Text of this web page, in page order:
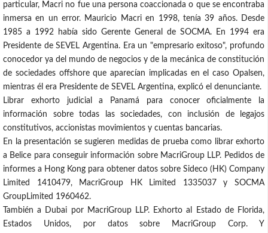
particular, Macri no fue una persona coaccionada o que se encontraba
inmersa en un error. Mauricio Macri en 1998, tenía 39 años. Desde
1985 a 1992 había sido Gerente General de SOCMA. En 1994 era
Presidente de SEVEL Argentina. Era un "empresario exitoso", profundo
conocedor ya del mundo de negocios y de la mecánica de constitución
de sociedades offshore que aparecían implicadas en el caso Opalsen,
mientras él era Presidente de SEVEL Argentina, explicó el denunciante.
Librar exhorto judicial a Panamá para conocer oficialmente la
información sobre todas las sociedades, con inclusión de legajos
constitutivos, accionistas movimientos y cuentas bancarias.
En la presentación se sugieren medidas de prueba como librar exhorto
a Belice para conseguir información sobre MacriGroup LLP. Pedidos de
informes a Hong Kong para obtener datos sobre Sideco (HK) Company
Limited 1410479, MacriGroup HK Limited 1335037 y SOCMA
GroupLimited 1960462.
También a Dubai por MacriGroup LLP. Exhorto al Estado de Florida,
Estados Unidos, por datos sobre MacriGroup Corp. Y